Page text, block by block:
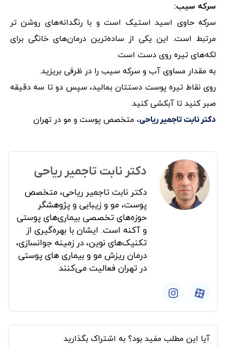
سرکه سیب:
سرکه حاوی اسید استیک است و با رنگدانه‌های روشن تر
مرتبط است. این یکی از ساده‌ترین درمان‌های خانگی برای
لکه‌های تیره روی دست است.
به مقدار مساوی آب و سرکه سیب را در ظرفی بریزید.
روی نقاط تیره پوست دستتان بمالید، سپس دو تا سه دقیقه
صبر کنید تا آبکشی کنید.
دکتر نابت تاجمیر ریاحی، متخصص پوست و مو در تهران
دکتر نابت تاجمیر ریاحی
دکتر نابت تاجمیر ریاحی، متخصص
پوست، مو و زیبایی و پژوهشگر
حوزه‌های تخصصی بیماری‌های پوستی
و آکنه است. ایشان با بهره‌گیری از
تکنیک‌های نوین، در زمینه جوانسازی،
درمان ریزش مو و بیماری های پوستی
در تهران فعالیت می‌کنند
آیا این مطلب مفید بود؟ به اشتراک بگذارید